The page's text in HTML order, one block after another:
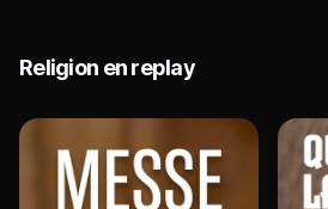
Religion en replay